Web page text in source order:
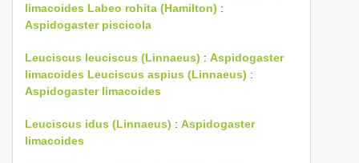
limacoides Labeo rohita (Hamilton) :
Aspidogaster piscicola
Leuciscus leuciscus (Linnaeus) : Aspidogaster
limacoides Leuciscus aspius (Linnaeus) :
Aspidogaster limacoides
Leuciscus idus (Linnaeus) : Aspidogaster
limacoides